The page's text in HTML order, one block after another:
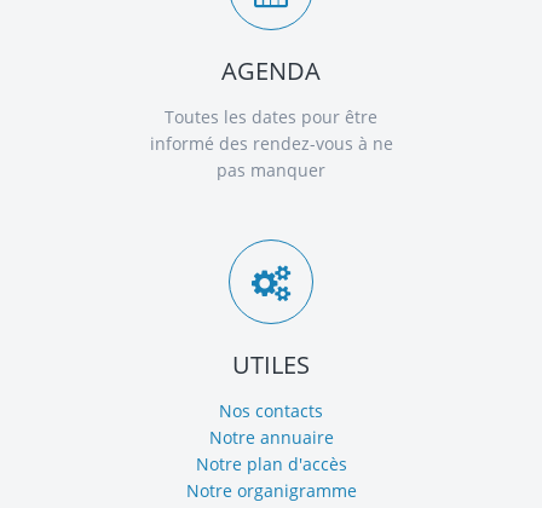
AGENDA
Toutes les dates pour être
informé des rendez-vous à ne
pas manquer
UTILES
Nos contacts
Notre annuaire
Notre plan d'accès
Notre organigramme